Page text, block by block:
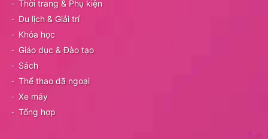
Thời trang & Phụ kiện
Du lịch & Giải trí
Khóa học
Giáo dục & Đào tạo
Sách
Thể thao dã ngoại
Xe máy
Tổng hợp